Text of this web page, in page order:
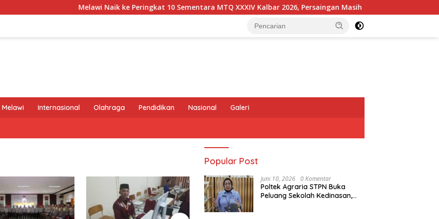
Melawi Naik ke Peringkat 10 Sementara MTQ XXXIV Kalbar 2026, Persaingan Masih Terbuka
Melawi Internasional Olahraga Pendidikan Nasional Galeri
Popular Post
Juni 10, 2026 0 Komentar
Poltek Agraria STPN Buka
Peluang Sekolah Kedinasan,